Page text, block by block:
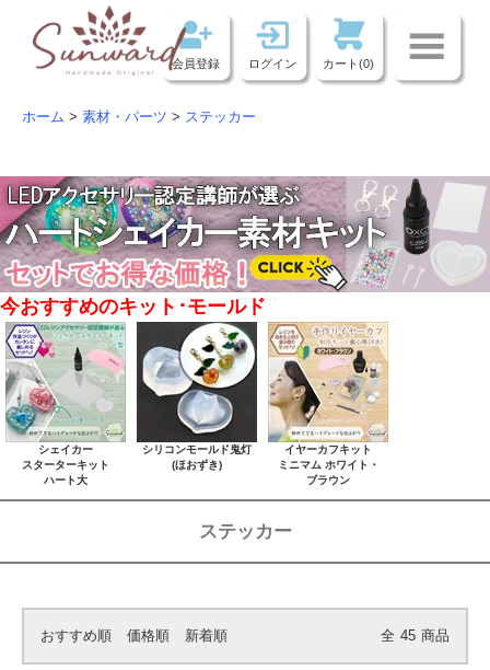
会員登録 ログイン カート(0)
ホーム > 素材・パーツ > ステッカー
今おすすめのキット･モールド
シェイカー
スターターキット
ハート大
シリコンモールド鬼灯
(ほおずき)
イヤーカフキット
ミニマム ホワイト・
ブラウン
ステッカー
おすすめ順 価格順 新着順 全 45 商品